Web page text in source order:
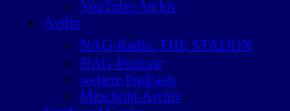
YouTube-Archiv
Audio
NAG-Radio: THE STATION
NAG-Podcast
weitere Podcasts
Mitschnitt-Archiv